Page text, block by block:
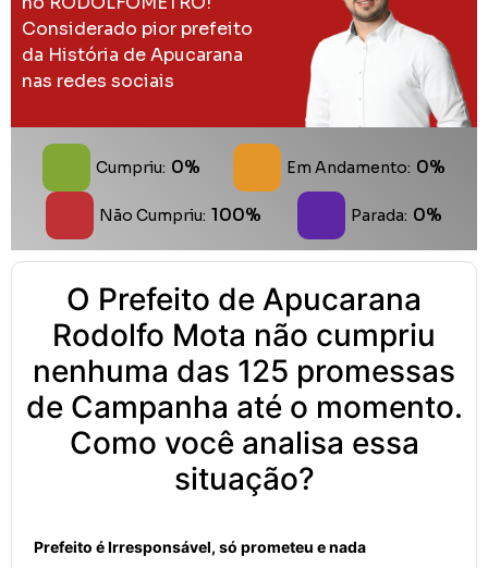
Considerado pior prefeito
da História de Apucarana
nas redes sociais
Cumpriu: 0% Em Andamento: 0%
Não Cumpriu: 100% Parada: 0%
O Prefeito de Apucarana
Rodolfo Mota não cumpriu
nenhuma das 125 promessas
de Campanha até o momento.
Como você analisa essa
situação?
Prefeito é Irresponsável, só prometeu e nada